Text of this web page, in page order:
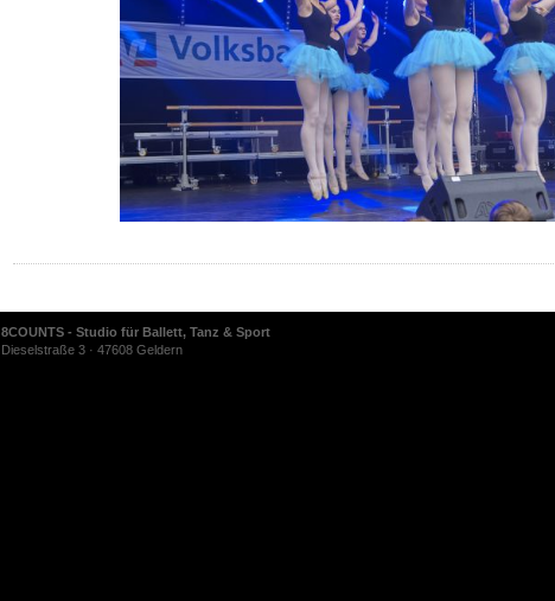
8COUNTS - Studio für Ballett, Tanz & Sport
Dieselstraße 3 · 47608 Geldern